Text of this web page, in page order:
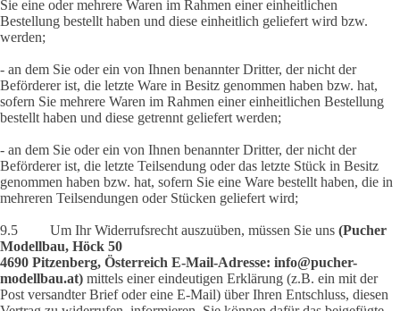
Sie eine oder mehrere Waren im Rahmen einer einheitlichen
Bestellung bestellt haben und diese einheitlich geliefert wird bzw.
werden;
- an dem Sie oder ein von Ihnen benannter Dritter, der nicht der
Beförderer ist, die letzte Ware in Besitz genommen haben bzw. hat,
sofern Sie mehrere Waren im Rahmen einer einheitlichen Bestellung
bestellt haben und diese getrennt geliefert werden;
- an dem Sie oder ein von Ihnen benannter Dritter, der nicht der
Beförderer ist, die letzte Teilsendung oder das letzte Stück in Besitz
genommen haben bzw. hat, sofern Sie eine Ware bestellt haben, die in
mehreren Teilsendungen oder Stücken geliefert wird;
9.5 Um Ihr Widerrufsrecht auszuüben, müssen Sie uns (Pucher
Modellbau, Höck 50
4690 Pitzenberg, Österreich E-Mail-Adresse: info@pucher-
modellbau.at) mittels einer eindeutigen Erklärung (z.B. ein mit der
Post versandter Brief oder eine E-Mail) über Ihren Entschluss, diesen